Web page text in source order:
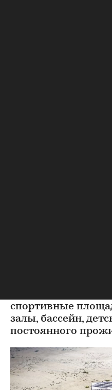
спортивные
залы, бассейн,
постоянного